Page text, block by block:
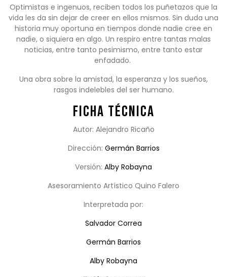
Optimistas e ingenuos, reciben todos los puñetazos que la
vida les da sin dejar de creer en ellos mismos. Sin duda una
historia muy oportuna en tiempos donde nadie cree en
nadie, o siquiera en algo. Un respiro entre tantas malas
noticias, entre tanto pesimismo, entre tanto estar
enfadado.
Una obra sobre la amistad, la esperanza y los sueños,
rasgos indelebles del ser humano.
Ficha Técnica
Autor: Alejandro Ricaño
Dirección: Germán Barrios
Versión: Alby Robayna
Asesoramiento Artístico Quino Falero
Interpretada por:
Salvador Correa
Germán Barrios
Alby Robayna